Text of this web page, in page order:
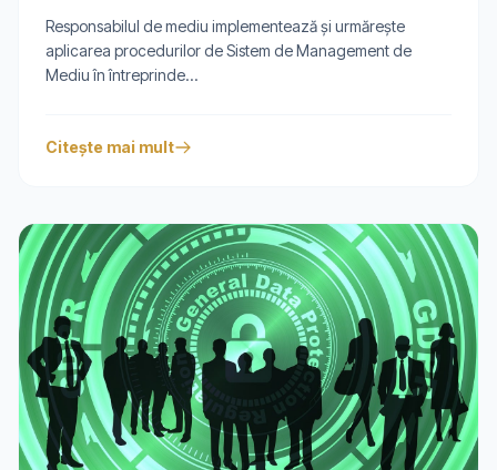
Responsabilul de mediu implementează și urmărește
aplicarea procedurilor de Sistem de Management de
Mediu în întreprinde...
Citește mai mult